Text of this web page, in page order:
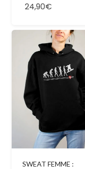
24,90€
SWEAT FEMME :